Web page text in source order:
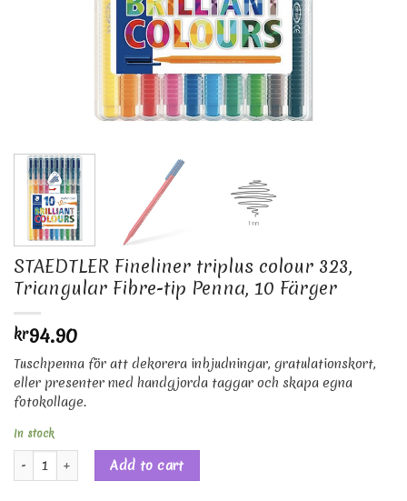
STAEDTLER Fineliner triplus colour 323,
Triangular Fibre-tip Penna, 10 Färger
kr94.90
Tuschpenna för att dekorera inbjudningar, gratulationskort,
eller presenter med handgjorda taggar och skapa egna
fotokollage.
In stock
STAEDTLER Fineliner triplus colour 323, Triangular Fibre-tip Penna, 10
Add to cart